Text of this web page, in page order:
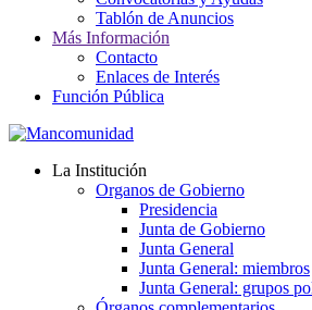
Tablón de Anuncios
Más Información
Contacto
Enlaces de Interés
Función Pública
La Institución
Organos de Gobierno
Presidencia
Junta de Gobierno
Junta General
Junta General: miembros
Junta General: grupos